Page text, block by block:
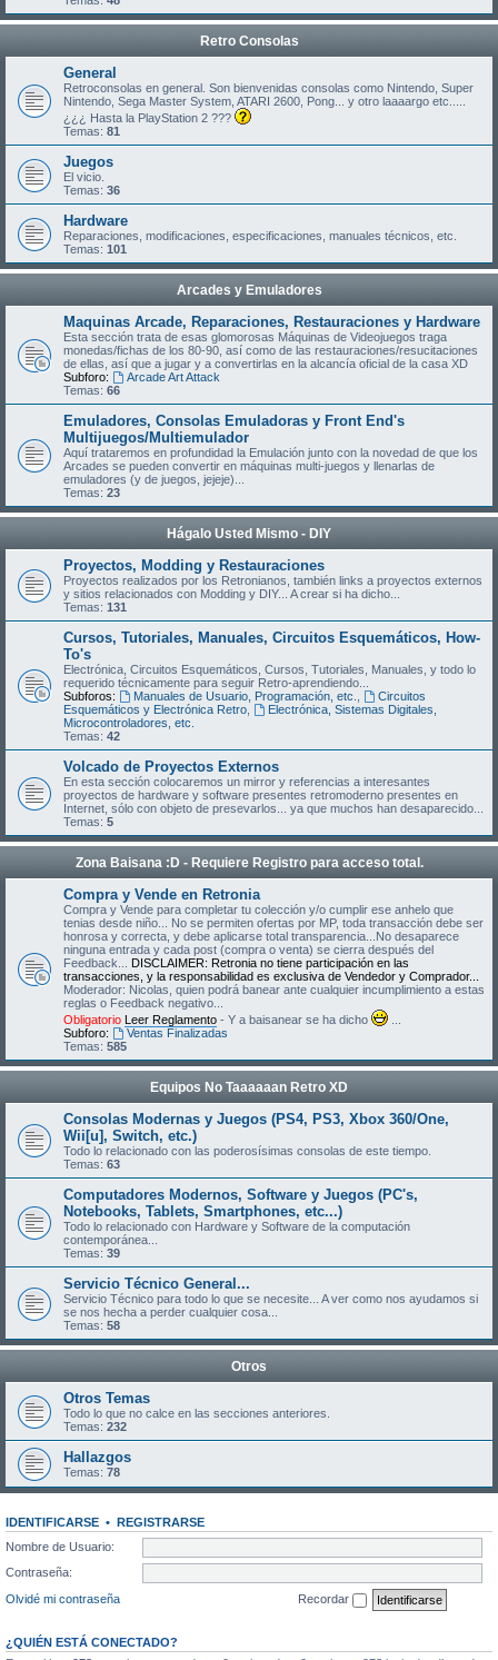
Retro Consolas
General
Retroconsolas en general. Son bienvenidas consolas como Nintendo, Super
Nintendo, Sega Master System, ATARI 2600, Pong... y otro laaaargo etc.....
¿¿¿ Hasta la PlayStation 2 ???
Temas: 81
Juegos
El vicio.
Temas: 36
Hardware
Reparaciones, modificaciones, especificaciones, manuales técnicos, etc.
Temas: 101
Arcades y Emuladores
Maquinas Arcade, Reparaciones, Restauraciones y Hardware
Esta sección trata de esas glomorosas Máquinas de Videojuegos traga
monedas/fichas de los 80-90, así como de las restauraciones/resucitaciones
de ellas, así que a jugar y a convertirlas en la alcancía oficial de la casa XD
Subforo:
Arcade Art Attack
Temas: 66
Emuladores, Consolas Emuladoras y Front End's
Multijuegos/Multiemulador
Aquí trataremos en profundidad la Emulación junto con la novedad de que los
Arcades se pueden convertir en máquinas multi-juegos y llenarlas de
emuladores (y de juegos, jejeje)...
Temas: 23
Hágalo Usted Mismo - DIY
Proyectos, Modding y Restauraciones
Proyectos realizados por los Retronianos, también links a proyectos externos
y sitios relacionados con Modding y DIY... A crear si ha dicho...
Temas: 131
Cursos, Tutoriales, Manuales, Circuitos Esquemáticos, How-
To's
Electrónica, Circuitos Esquemáticos, Cursos, Tutoriales, Manuales, y todo lo
requerido técnicamente para seguir Retro-aprendiendo...
Subforos:
Manuales de Usuario, Programación, etc.
Circuitos
Esquemáticos y Electrónica Retro
Electrónica, Sistemas Digitales,
Microcontroladores, etc.
Temas: 42
Volcado de Proyectos Externos
En esta sección colocaremos un mirror y referencias a interesantes
proyectos de hardware y software presentes retromoderno presentes en
Internet, sólo con objeto de presevarlos... ya que muchos han desaparecido...
Temas: 5
Zona Baisana :D - Requiere Registro para acceso total.
Compra y Vende en Retronia
Compra y Vende para completar tu colección y/o cumplir ese anhelo que
tenias desde niño... No se permiten ofertas por MP, toda transacción debe ser
honrosa y correcta, y debe aplicarse total transparencia...No desaparece
ninguna entrada y cada post (compra o venta) se cierra después del
Feedback... DISCLAIMER: Retronia no tiene participación en las
transacciones, y la responsabilidad es exclusiva de Vendedor y Comprador...
Moderador: Nicolas, quien podrá banear ante cualquier incumplimiento a estas
reglas o Feedback negativo...
Obligatorio Leer Reglamento - Y a baisanear se ha dicho
Subforo:
Ventas Finalizadas
Temas: 585
Equipos No Taaaaaan Retro XD
Consolas Modernas y Juegos (PS4, PS3, Xbox 360/One,
Wii[u], Switch, etc.)
Todo lo relacionado con las poderosísimas consolas de este tiempo.
Temas: 63
Computadores Modernos, Software y Juegos (PC's,
Notebooks, Tablets, Smartphones, etc...)
Todo lo relacionado con Hardware y Software de la computación
contemporánea...
Temas: 39
Servicio Técnico General...
Servicio Técnico para todo lo que se necesite... A ver como nos ayudamos si
se nos hecha a perder cualquier cosa...
Temas: 58
Otros
Otros Temas
Todo lo que no calce en las secciones anteriores.
Temas: 232
Hallazgos
Temas: 78
IDENTIFICARSE • REGISTRARSE
Nombre de Usuario:
Contraseña:
Olvidé mi contraseña
Recordar
¿QUIÉN ESTÁ CONECTADO?